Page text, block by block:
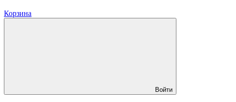
Корзина
Войти